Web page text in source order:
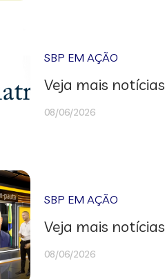
SBP EM AÇÃO
Veja mais notícias
08/06/2026
SBP EM AÇÃO
Veja mais notícias
08/06/2026